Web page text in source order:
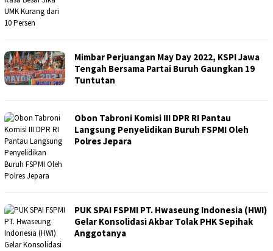
Mimbar Perjuangan May Day 2022, KSPI Jawa
Tengah Bersama Partai Buruh Gaungkan 19
Tuntutan
Obon Tabroni Komisi III DPR RI Pantau
Langsung Penyelidikan Buruh FSPMI Oleh
Polres Jepara
PUK SPAI FSPMI PT. Hwaseung Indonesia (HWI)
Gelar Konsolidasi Akbar Tolak PHK Sepihak
Anggotanya